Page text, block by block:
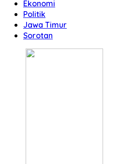
Ekonomi
Politik
Jawa Timur
Sorotan